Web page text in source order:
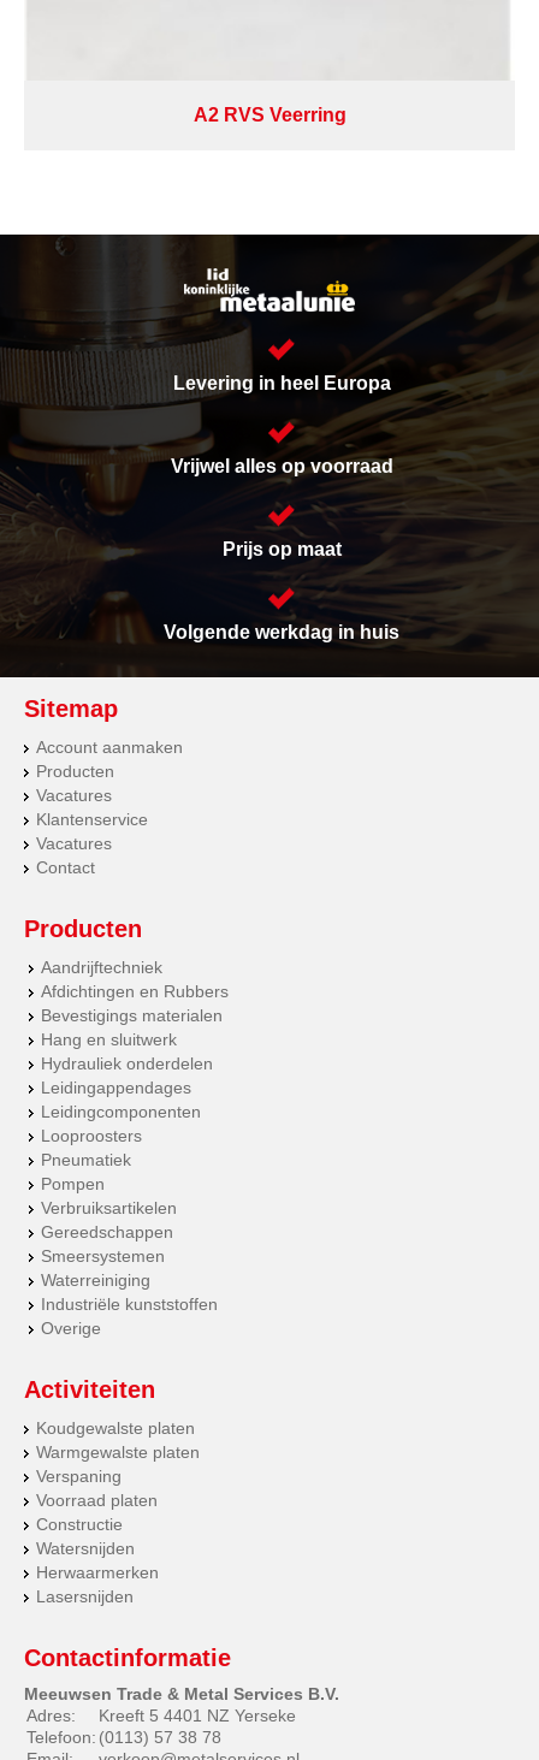
A2 RVS Veerring
Levering in heel Europa
Vrijwel alles op voorraad
Prijs op maat
Volgende werkdag in huis
Sitemap
Account aanmaken
Producten
Vacatures
Klantenservice
Vacatures
Contact
Producten
Aandrijftechniek
Afdichtingen en Rubbers
Bevestigings materialen
Hang en sluitwerk
Hydrauliek onderdelen
Leidingappendages
Leidingcomponenten
Looproosters
Pneumatiek
Pompen
Verbruiksartikelen
Gereedschappen
Smeersystemen
Waterreiniging
Industriële kunststoffen
Overige
Activiteiten
Koudgewalste platen
Warmgewalste platen
Verspaning
Voorraad platen
Constructie
Watersnijden
Herwaarmerken
Lasersnijden
Contactinformatie
Meeuwsen Trade & Metal Services B.V.
Adres:
Kreeft 5 4401 NZ Yerseke
Telefoon: (0113) 57 38 78